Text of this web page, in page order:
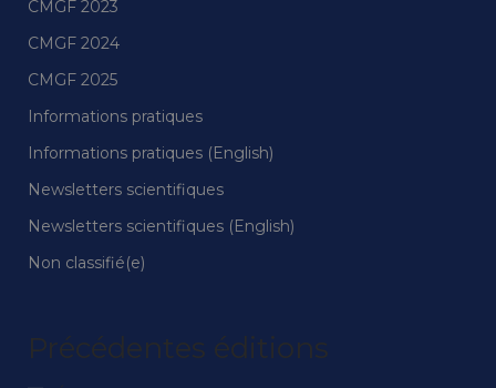
CMGF 2023
CMGF 2024
CMGF 2025
Informations pratiques
Informations pratiques (English)
Newsletters scientifiques
Newsletters scientifiques (English)
Non classifié(e)
Précédentes éditions